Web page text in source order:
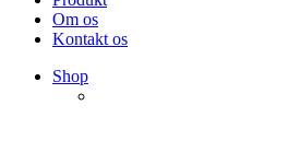
Om os
Kontakt os
Shop